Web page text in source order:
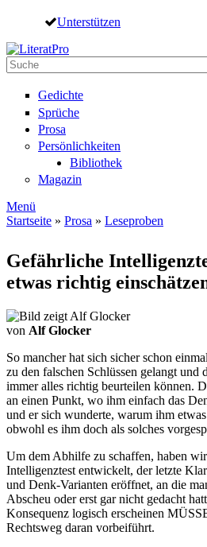
Direkt zum Inhalt
Unterstützen
Suche
Gedichte
Sprüche
Prosa
Persönlichkeiten
Bibliothek
Magazin
Menü
Startseite » Prosa » Leseproben
Gefährliche
etwas richtig
von Alf Glocker
So mancher hat sich sicher schon
zu den falschen Schlüssen gelangt und
immer alles richtig beurteilen können.
an einen Punkt, wo ihm einfach das
und er sich wunderte, warum ihm
obwohl es ihm doch als solches
Um dem Abhilfe zu schaffen, haben
Intelligenztest entwickelt, der letzte
und Denk-Varianten eröffnet, an die
Abscheu oder erst gar nicht gedacht
Konsequenz logisch erscheinen
Rechtsweg daran vorbeiführt.